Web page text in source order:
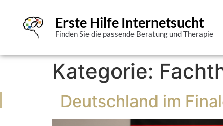
Erste Hilfe Internetsucht
Finden Sie die passende Beratung und Therapie
Kategorie:
Deutschland im